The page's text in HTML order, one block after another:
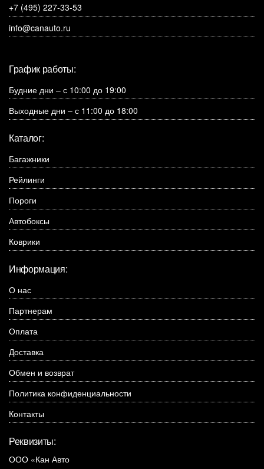
+7 (495) 227-33-53
info@canauto.ru
График работы:
Будние дни – с 10:00 до 19:00
Выходные дни – с 11:00 до 18:00
Каталог:
Багажники
Рейлинги
Пороги
Автобоксы
Коврики
Информация:
О нас
Партнерам
Оплата
Доставка
Обмен и возврат
Политика конфиденциальности
Контакты
Реквизиты:
ООО «Кан Авто